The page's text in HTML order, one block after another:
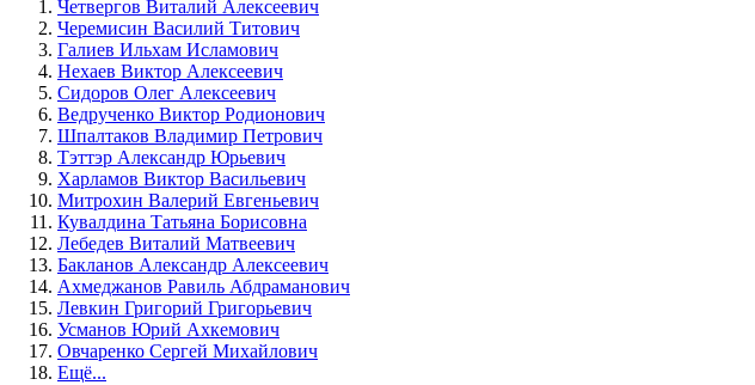
Четвергов Виталий Алексеевич
Черемисин Василий Титович
Галиев Ильхам Исламович
Нехаев Виктор Алексеевич
Сидоров Олег Алексеевич
Ведрученко Виктор Родионович
Шпалтаков Владимир Петрович
Тэттэр Александр Юрьевич
Харламов Виктор Васильевич
Митрохин Валерий Евгеньевич
Кувалдина Татьяна Борисовна
Лебедев Виталий Матвеевич
Бакланов Александр Алексеевич
Ахмеджанов Равиль Абдраманович
Левкин Григорий Григорьевич
Усманов Юрий Ахкемович
Овчаренко Сергей Михайлович
Ещё...